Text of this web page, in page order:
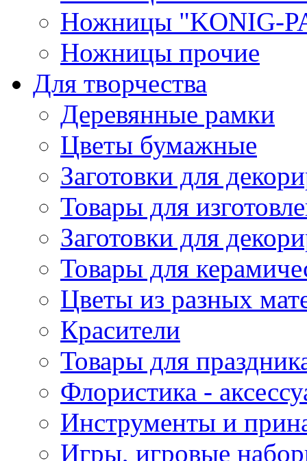
Ножницы "KONIG-
Ножницы прочие
Для творчества
Деревянные рамки
Цветы бумажные
Заготовки для
Товары для
Заготовки для
Товары для
Цветы из разных
Красители
Товары для
Флористика -
Инструменты и
Игры, игровые